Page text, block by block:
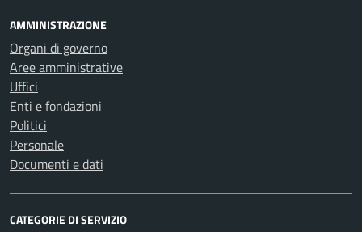
AMMINISTRAZIONE
Organi di governo
Aree amministrative
Uffici
Enti e fondazioni
Politici
Personale
Documenti e dati
CATEGORIE DI SERVIZIO